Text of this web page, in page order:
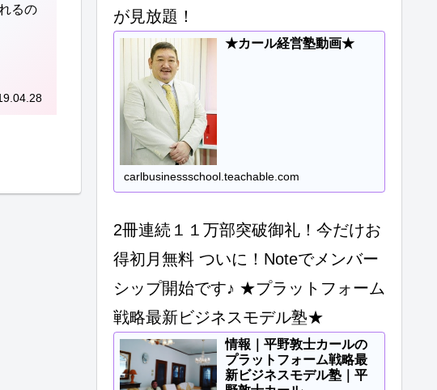
るの
が見放題！
★カール経営塾動画★
carlbusinessschool.teachable.com
2冊連続１１万部突破御礼！今だけお
得初月無料 ついに！Noteでメンバー
シップ開始です♪ ★プラットフォーム
戦略最新ビジネスモデル塾★
情報｜平野敦士カールの
プラットフォーム戦略最
新ビジネスモデル塾｜平